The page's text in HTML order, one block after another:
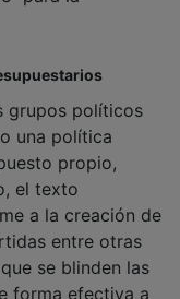
una política
propio,
el texto
a la creación de
entre otras
se blinden las
forma efectiva a